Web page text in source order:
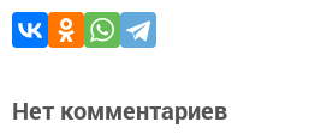
Нет комментариев